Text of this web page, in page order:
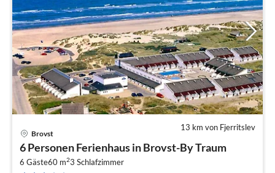
13 km von Fjerritslev
Brovst
6 Personen Ferienhaus in Brovst-By Traum
6 Gäste60 m23 Schlafzimmer